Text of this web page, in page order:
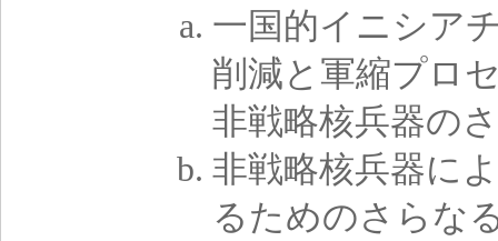
一国的イニシア
削減と軍縮プロ
非戦略核兵器の
非戦略核兵器に
るためのさらな